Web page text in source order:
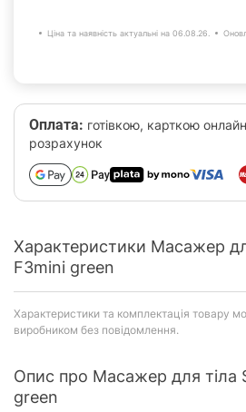
Ціна та наявність актуальні на 06.08.26.
Оплата: готівкою, карткою
розрахунок
Характеристики Масажер
F3mini green
Характеристики та комплектація товару
виробником без повідомлення.
Опис про Масажер для тіла
green